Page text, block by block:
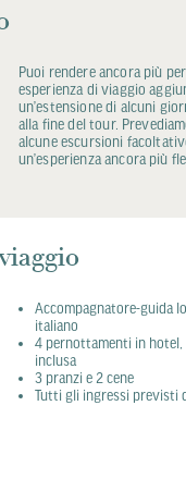
Puoi rendere ancora più
esperienza di viaggio
un’estensione di alcuni
alla fine del tour.
alcune escursioni
un’esperienza ancora più
Accompagnatore-guida
italiano
4 pernottamenti in hotel,
inclusa
3 pranzi e 2 cene
Tutti gli ingressi previsti